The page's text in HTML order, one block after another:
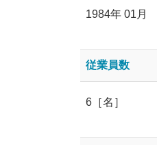
1984年 01月
従業員数
6［名］